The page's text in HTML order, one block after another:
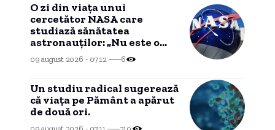
O zi din viața unui
cercetător NASA care
studiază sănătatea
astronauților: „Nu este o
știință complicată”
09 august 2026 - 07:12 6
Un studiu radical sugerează
că viața pe Pământ a apărut
de două ori.